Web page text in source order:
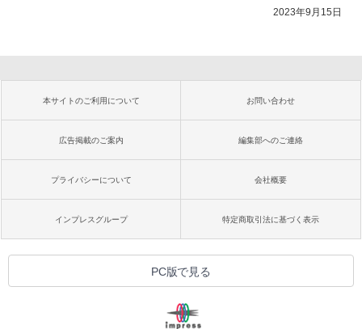
2023年9月15日
本サイトのご利用について お問い合わせ
広告掲載のご案内 編集部へのご連絡
プライバシーについて 会社概要
インプレスグループ 特定商取引法に基づく表示
PC版で見る